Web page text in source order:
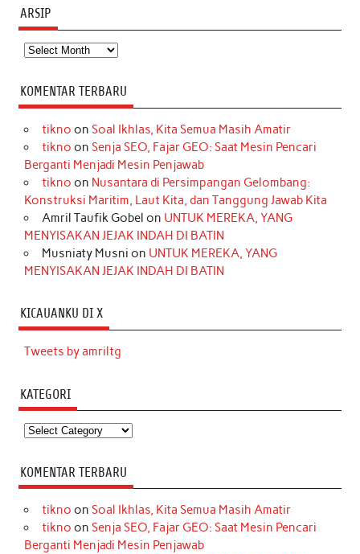
ARSIP
Arsip
KOMENTAR TERBARU
tikno on Soal Ikhlas, Kita Semua Masih Amatir
tikno on Senja SEO, Fajar GEO: Saat Mesin Pencari
Berganti Menjadi Mesin Penjawab
tikno on Nusantara di Persimpangan Gelombang:
Konstruksi Maritim, Laut Kita, dan Tanggung Jawab Kita
Amril Taufik Gobel on UNTUK MEREKA, YANG
MENYISAKAN JEJAK INDAH DI BATIN
Musniaty Musni on UNTUK MEREKA, YANG
MENYISAKAN JEJAK INDAH DI BATIN
KICAUANKU DI X
Tweets by amriltg
KATEGORI
Kategori
KOMENTAR TERBARU
tikno on Soal Ikhlas, Kita Semua Masih Amatir
tikno on Senja SEO, Fajar GEO: Saat Mesin Pencari
Berganti Menjadi Mesin Penjawab